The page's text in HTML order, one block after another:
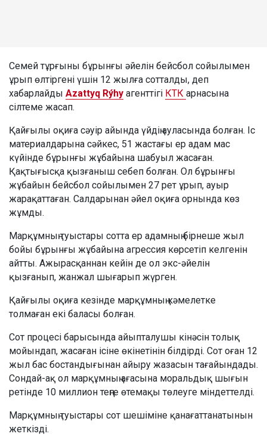
Семей тұрғыны бұрынғы әйелін бейсбол сойылымен
ұрып өлтіргені үшін 12 жылға сотталды, деп
хабарлайды Azattyq Rýhy агенттігі КТК арнасына
сілтеме жасап.
Қайғылы оқиға сәуір айында үйдің ауласында болған. Іс
материалдарына сәйкес, 51 жастағы ер адам мас
күйінде бұрынғы жұбайына шабуыл жасаған.
Қақтығысқа қызғаныш себеп болған. Ол бұрынғы
жұбайын бейсбол сойылымен 27 рет ұрып, ауыр
жарақаттаған. Салдарынан әйел оқиға орнында көз
жұмды.
Марқұмның туыстары сотта ер адамның бірнеше жыл
бойы бұрынғы жұбайына агрессия көрсетіп келгенін
айтты. Ажырасқаннан кейін де ол экс-әйелін
қызғанып, жанжал шығарып жүрген.
Қайғылы оқиға кезінде марқұмның кәмелетке
толмаған екі баласы болған.
Сот процесі барысында айыпталушы кінәсін толық
мойындап, жасаған ісіне өкінетінін білдірді. Сот оған 12
жыл бас бостандығынан айыру жазасын тағайындады.
Сондай-ақ ол марқұмның ағасына моральдық шығын
ретінде 10 миллион теңге өтемақы төлеуге міндеттелді.
Марқұмның туыстары сот шешіміне қанағаттанатынын
жеткізді.